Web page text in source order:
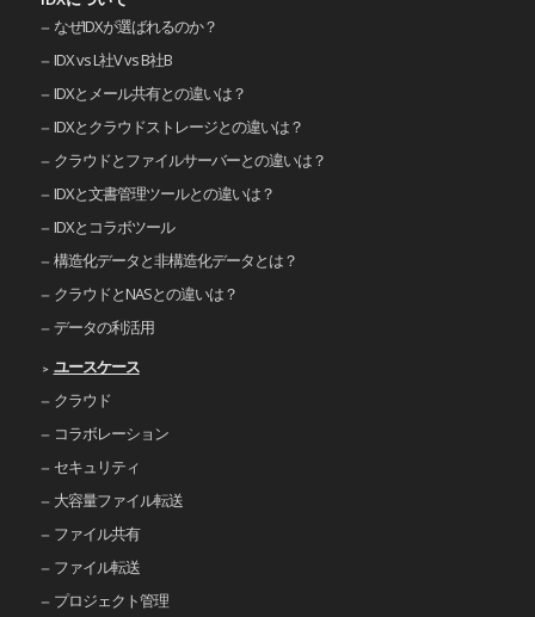
なぜIDXが選ばれるのか？
IDX vs L社V vs B社B
IDXとメール共有との違いは？
IDXとクラウドストレージとの違いは？
クラウドとファイルサーバーとの違いは？
IDXと文書管理ツールとの違いは？
IDXとコラボツール
構造化データと非構造化データとは？
クラウドとNASとの違いは？
データの利活用
ユースケース
クラウド
コラボレーション
セキュリティ
大容量ファイル転送
ファイル共有
ファイル転送
プロジェクト管理